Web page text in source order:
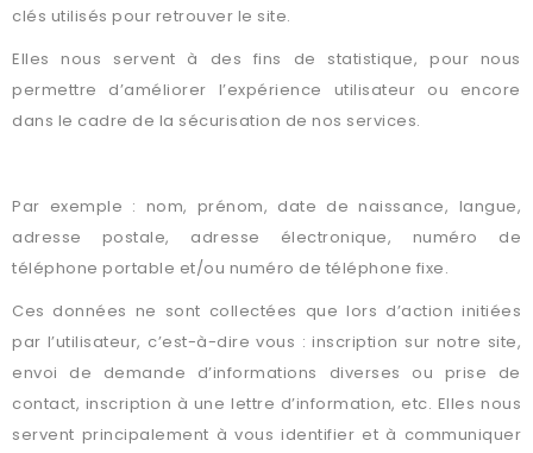
clés utilisés pour retrouver le site.
Elles nous servent à des fins de statistique, pour nous
permettre d’améliorer l’expérience utilisateur ou encore
dans le cadre de la sécurisation de nos services.
Par exemple : nom, prénom, date de naissance, langue,
adresse postale, adresse électronique, numéro de
téléphone portable et/ou numéro de téléphone fixe.
Ces données ne sont collectées que lors d’action initiées
par l’utilisateur, c’est-à-dire vous : inscription sur notre site,
envoi de demande d’informations diverses ou prise de
contact, inscription à une lettre d’information, etc. Elles nous
servent principalement à vous identifier et à communiquer